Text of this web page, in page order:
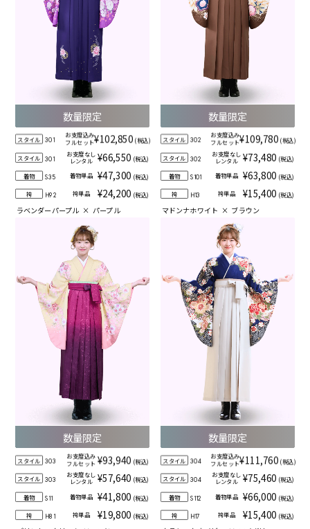
数量限定
スタイル 301
お支度込み
フルセット¥102,850 (税込)
スタイル 301
お支度なし
レンタル
¥66,550 (税込)
着物 S35 着物単品 ¥47,300 (税込)
袴 H92 袴単品 ¥24,200 (税込)
ラベンダーパープル × パープル
数量限定
スタイル 302
お支度込み
フルセット¥109,780 (税込)
スタイル 302
お支度なし
レンタル ¥73,480 (税込)
着物 S101 着物単品 ¥63,800 (税込)
袴 H13 袴単品 ¥15,400 (税込)
マドンナホワイト × ブラウン
数量限定
スタイル 303
お支度込み
フルセット ¥93,940 (税込)
スタイル 303
お支度なし
レンタル
¥57,640 (税込)
着物 S11 着物単品 ¥41,800 (税込)
袴 H81 袴単品 ¥19,800 (税込)
数量限定
スタイル 304
お支度込み
フルセット¥111,760 (税込)
スタイル 304
お支度なし
レンタル ¥75,460 (税込)
着物 S112 着物単品 ¥66,000 (税込)
袴 H17 袴単品 ¥15,400 (税込)